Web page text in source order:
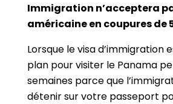
Immigration n’acceptera
américaine en coupures de
Lorsque le visa d’immigration
plan pour visiter le Panama
semaines parce que
détenir sur votre passeport